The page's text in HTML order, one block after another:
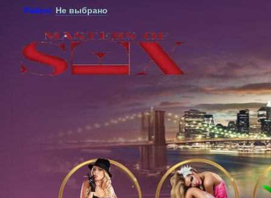
Район: Не выбрано